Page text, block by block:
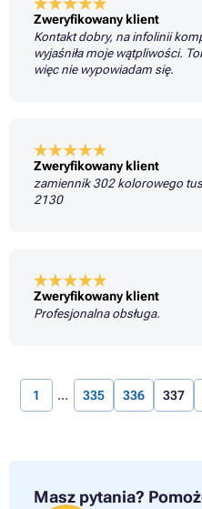
Zweryfikowany klient
Kontakt dobry, na infolinii
wyjaśniła moje wątpliwości.
więc nie wypowiadam się.
Zweryfikowany klient
zamiennik 302 kolorowego
2130
Zweryfikowany klient
Profesjonalna obsługa.
1 335 336 337
Masz pytania?